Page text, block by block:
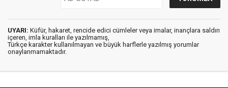
UYARI: Küfür, hakaret, rencide edici cümleler veya imalar, inançlara saldırı
içeren, imla kuralları ile yazılmamış,
Türkçe karakter kullanılmayan ve büyük harflerle yazılmış yorumlar
onaylanmamaktadır.